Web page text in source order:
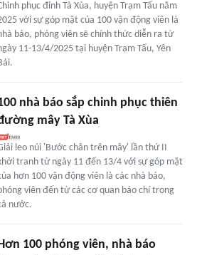
phục đỉnh Tà Xùa, huyện Trạm Tấu năm
với sự góp mặt của 100 vận động viên là
báo, phóng viên sẽ chính thức diễn ra từ
11-13/4/2025 tại huyện Trạm Tấu, Yên
nhà báo sắp chinh phục thiên
mây Tà Xùa
leo núi 'Bước chân trên mây' lần thứ II
tranh từ ngày 11 đến 13/4 với sự góp mặt
hơn 100 vận động viên là các nhà báo,
viên đến từ các cơ quan báo chí trong
nước.
100 phóng viên, nhà báo